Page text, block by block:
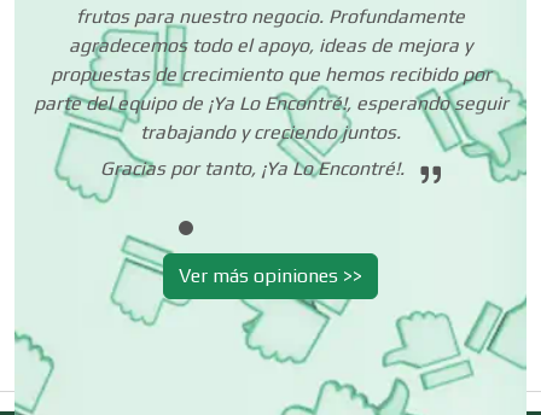
Cibercafés
Clínicas de Belleza
Clínicas de Rehabilitación
Clínicas y Hospitales
frutos para nuestro negocio. Profundamente
agradecemos todo el apoyo, ideas de mejora y
propuestas de crecimiento que hemos recibido por
parte del equipo de ¡Ya Lo Encontré!, esperando seguir
trabajando y creciendo juntos.
Gracias por tanto, ¡Ya Lo Encontré!.
Ver más opiniones >>